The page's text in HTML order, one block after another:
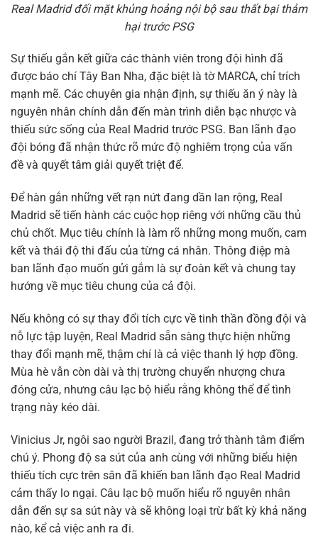
Real Madrid đối mặt khủng hoảng nội bộ sau thất bại thảm
hại trước PSG
Sự thiếu gắn kết giữa các thành viên trong đội hình đã
được báo chí Tây Ban Nha, đặc biệt là tờ MARCA, chỉ trích
mạnh mẽ. Các chuyên gia nhận định, sự thiếu ăn ý này là
nguyên nhân chính dẫn đến màn trình diễn bạc nhược và
thiếu sức sống của Real Madrid trước PSG. Ban lãnh đạo
đội bóng đã nhận thức rõ mức độ nghiêm trọng của vấn
đề và quyết tâm giải quyết triệt để.
Để hàn gắn những vết rạn nứt đang dần lan rộng, Real
Madrid sẽ tiến hành các cuộc họp riêng với những cầu thủ
chủ chốt. Mục tiêu chính là làm rõ những mong muốn, cam
kết và thái độ thi đấu của từng cá nhân. Thông điệp mà
ban lãnh đạo muốn gửi gắm là sự đoàn kết và chung tay
hướng về mục tiêu chung của cả đội.
Nếu không có sự thay đổi tích cực về tinh thần đồng đội và
nỗ lực tập luyện, Real Madrid sẵn sàng thực hiện những
thay đổi mạnh mẽ, thậm chí là cả việc thanh lý hợp đồng.
Mùa hè vẫn còn dài và thị trường chuyển nhượng chưa
đóng cửa, nhưng câu lạc bộ hiểu rằng không thể để tình
trạng này kéo dài.
Vinicius Jr, ngôi sao người Brazil, đang trở thành tâm điểm
chú ý. Phong độ sa sút của anh cùng với những biểu hiện
thiếu tích cực trên sân đã khiến ban lãnh đạo Real Madrid
cảm thấy lo ngại. Câu lạc bộ muốn hiểu rõ nguyên nhân
dẫn đến sự sa sút này và sẽ không loại trừ bất kỳ khả năng
nào, kể cả việc anh ra đi.